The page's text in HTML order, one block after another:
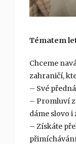
Tématem
Chceme
zahraničí,
– Své
– Promluví
dáme slovo
– Získáte